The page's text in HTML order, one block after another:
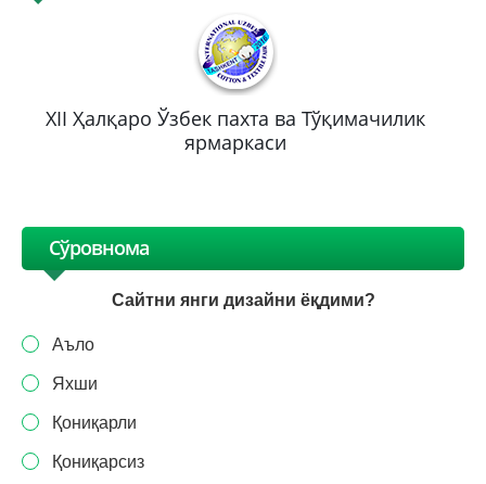
XII Ҳалқаро Ўзбек пахта ва Тўқимачилик
ярмаркаси
Сўровнома
Сайтни янги дизайни ёқдими?
Аъло
Яхши
Қониқарли
Қониқарсиз